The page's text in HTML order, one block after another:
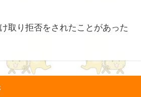
取り拒否をされたことがあった